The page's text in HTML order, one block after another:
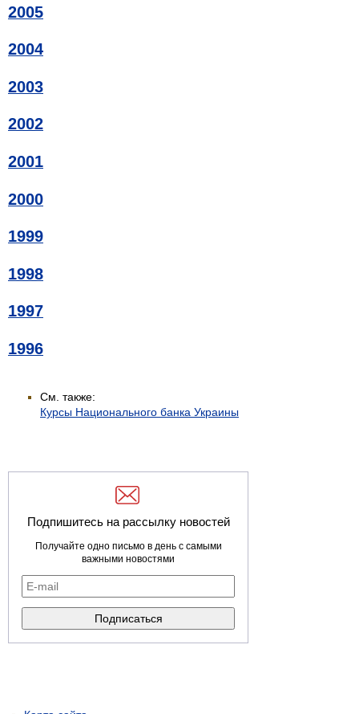
2005
2004
2003
2002
2001
2000
1999
1998
1997
1996
См. также:
Курсы Национального банка Украины
Подпишитесь на рассылку новостей
Получайте одно письмо в день с самыми
важными новостями